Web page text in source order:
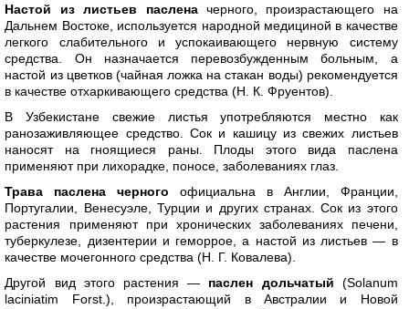
Настой из листьев пасленачерного, произрастающего на
Дальнем Востоке, используется народной медициной в качестве
легкого слабительного и успокаивающего нервную систему
средства. Он назначается перевозбужденным больным, а
настой из цветков (чайная ложка на стакан воды) рекомендуется
в качестве отхаркивающего средства (Н. К. Фруентов).
В Узбекистане свежие листья употребляются местно как
ранозаживляющее средство. Сок и кашицу из свежих листьев
наносят на гноящиеся раны. Плоды этого вида паслена
применяют при лихорадке, поносе, заболеваниях глаз.
Трава паслена черного официальна в Англии, Франции,
Португалии, Венесуэле, Турции и других странах. Сок из этого
растения применяют при хронических заболеваниях печени,
туберкулезе, дизентерии и геморрое, а настой из листьев — в
качестве мочегонного средства (Н. Г. Ковалева).
Другой вид этого растения — паслен дольчатый (Solanum
laciniatim Forst.), произрастающий в Австралии и Новой